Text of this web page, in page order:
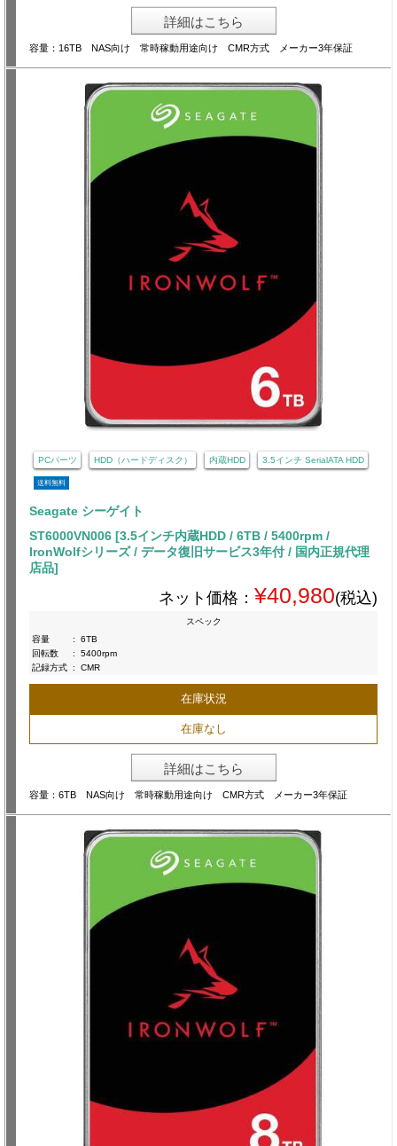
詳細はこちら
容量：16TB NAS向け 常時稼動用途向け CMR方式 メーカー3年保証
PCパーツ HDD（ハードディスク） 内蔵HDD 3.5インチ SerialATA HDD
送料無料
Seagate シーゲイト
ST6000VN006 [3.5インチ内蔵HDD / 6TB / 5400rpm /
IronWolfシリーズ / データ復旧サービス3年付 / 国内正規代理
店品]
ネット価格： ¥40,980(税込)
スペック
容量
:
6TB
回転数
:
5400rpm
記録方式 : CMR
在庫状況
在庫なし
詳細はこちら
容量：6TB NAS向け 常時稼動用途向け CMR方式 メーカー3年保証